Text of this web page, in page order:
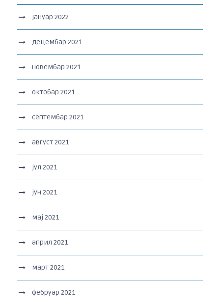
јануар 2022
децембар 2021
новембар 2021
октобар 2021
септембар 2021
август 2021
јул 2021
јун 2021
мај 2021
април 2021
март 2021
фебруар 2021